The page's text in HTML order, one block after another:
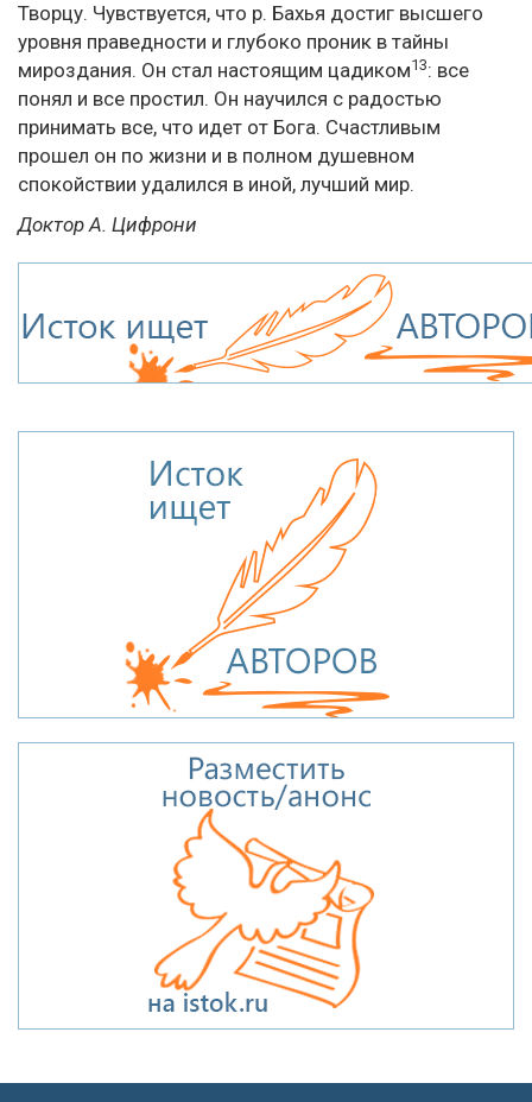
Творцу. Чувствуется, что р. Бахья достиг высшего
уровня праведности и глубоко проник в тайны
мироздания. Он стал настоящим цадиком13: все
понял и все простил. Он научился с радостью
принимать все, что идет от Бога. Счастливым
прошел он по жизни и в полном душевном
спокойствии удалился в иной, лучший мир.
Доктор А. Цифрони